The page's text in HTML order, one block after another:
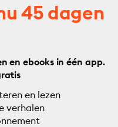
45 dagen
en ebooks in één app.
en lezen
verhalen